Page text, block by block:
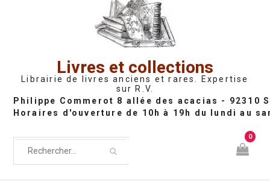
Livres et collections
Librairie de livres anciens et rares. Expertise
sur R.V.
0